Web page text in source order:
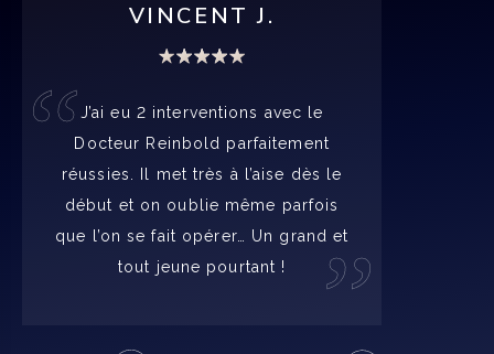
VINCENT J.
“J’ai eu 2 interventions avec le
Docteur Reinbold parfaitement
réussies. Il met très à l’aise dès le
début et on oublie même parfois
que l’on se fait opérer… Un grand et
tout jeune pourtant !
“